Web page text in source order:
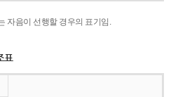
자음이 선행할 경우의 표기임.
표